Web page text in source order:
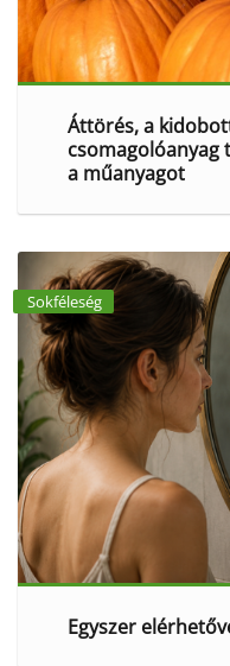
Áttörés, a
a műanyagot
Sokféleség
Egyszer